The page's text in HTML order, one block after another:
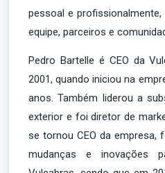
pessoal e
equipe, parceiros e
Pedro Bartelle é CEO da
2001, quando iniciou na
anos. Também liderou a
exterior e foi diretor de
se tornou CEO da empresa,
mudanças e inovações